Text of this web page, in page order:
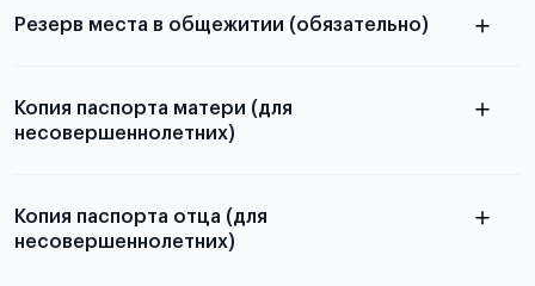
принимаются
Резерв места в общежитии (обязательно)
резервировании места в общежитии
Копия паспорта матери (для
несовершеннолетних)
Копия паспорта отца (для
несовершеннолетних)